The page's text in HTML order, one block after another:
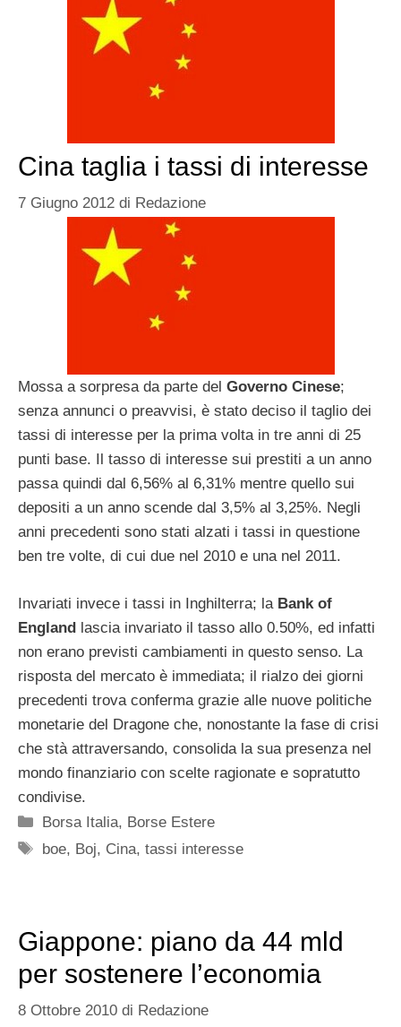
Cina taglia i tassi di interesse
7 Giugno 2012 di Redazione
Mossa a sorpresa da parte del Governo Cinese;
senza annunci o preavvisi, è stato deciso il taglio dei
tassi di interesse per la prima volta in tre anni di 25
punti base. Il tasso di interesse sui prestiti a un anno
passa quindi dal 6,56% al 6,31% mentre quello sui
depositi a un anno scende dal 3,5% al 3,25%. Negli
anni precedenti sono stati alzati i tassi in questione
ben tre volte, di cui due nel 2010 e una nel 2011.
Invariati invece i tassi in Inghilterra; la Bank of
England lascia invariato il tasso allo 0.50%, ed infatti
non erano previsti cambiamenti in questo senso. La
risposta del mercato è immediata; il rialzo dei giorni
precedenti trova conferma grazie alle nuove politiche
monetarie del Dragone che, nonostante la fase di crisi
che stà attraversando, consolida la sua presenza nel
mondo finanziario con scelte ragionate e sopratutto
condivise.
Categorie
Borsa Italia, Borse Estere
Tag
boe, Boj, Cina,tassi interesse
Giappone: piano da 44 mld
per sostenere l’economia
8 Ottobre 2010 di Redazione